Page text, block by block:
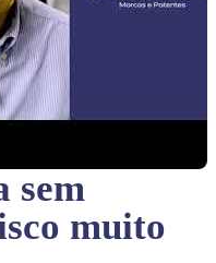
sem
muito